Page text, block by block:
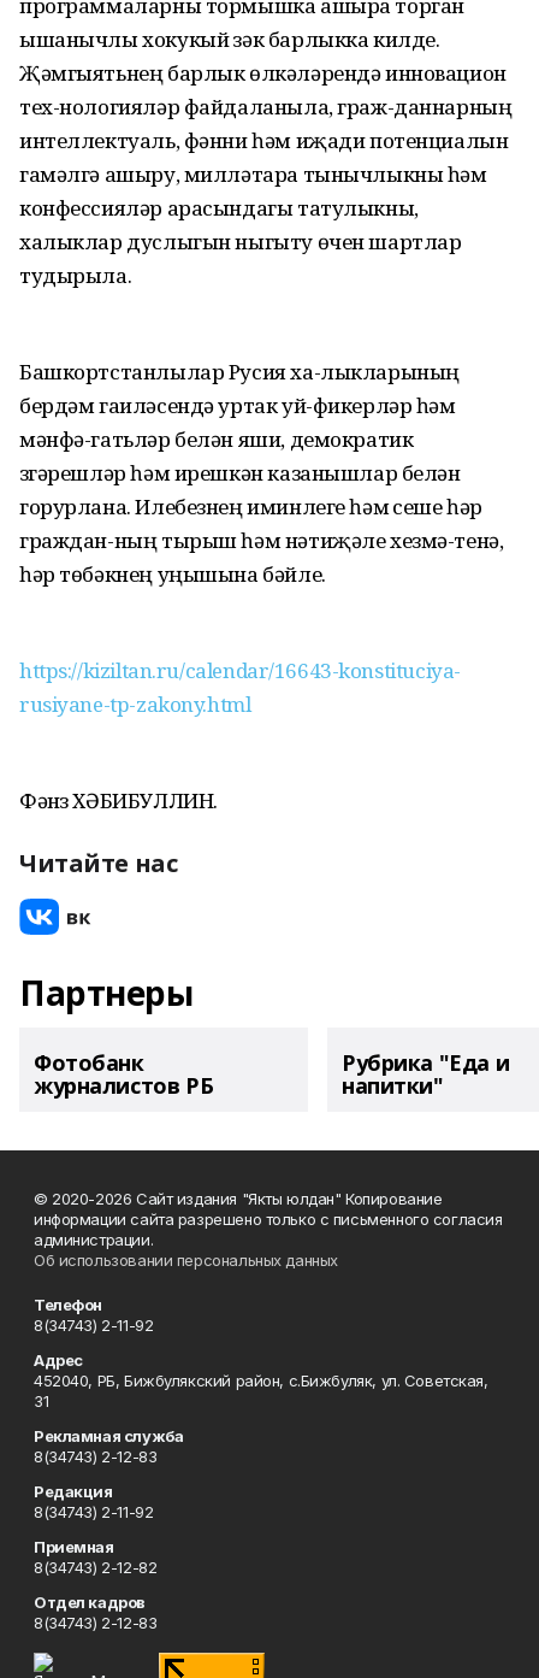
ышанычлы хокукый үзәк барлыкка килде.
Җәмгыятьнең барлык өлкәләрендә инновацион
тех-нологияләр файдаланыла, граж-даннарның
интеллектуаль, фәнни һәм иҗади потенциалын
гамәлгә ашыру, милләтара тынычлыкны һәм
конфессияләр арасындагы татулыкны,
халыклар дуслыгын ныгыту өчен шартлар
тудырыла.
Башкортстанлылар Русия ха-лык­ларының
бердәм гаиләсендә уртак уй-фикерләр һәм
мәнфә-гатьләр белән яши, демократик
үзгәрешләр һәм ирешкән казанышлар белән
горурлана. Илебезнең иминлеге һәм үсеше һәр
граждан-ның тырыш һәм нәтиҗәле хезмә-тенә,
һәр төбәкнең уңышына бәйле.
https://kiziltan.ru/calendar/16643-konstituciya-
rusiyane-tp-zakony.html
Фәнүз ХӘБИБУЛЛИН.
Читайте нас
Партнеры
Фотобанк
журналистов РБ
Рубрика "Еда и
напитки"
© 2020-2026 Сайт издания "Якты юлдан" Копирование
информации сайта разрешено только с письменного согласия
администрации.
Об использовании персональных данных
Телефон
8(34743) 2-11-92
Адрес
452040, РБ, Бижбулякский район, с.Бижбуляк, ул. Советская,
31
Рекламная служба
8(34743) 2-12-83
Редакция
8(34743) 2-11-92
Приемная
8(34743) 2-12-82
Отдел кадров
8(34743) 2-12-83